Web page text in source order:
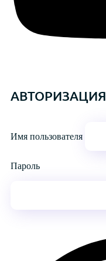
АВТОРИЗАЦИЯ
Имя пользователя
Пароль